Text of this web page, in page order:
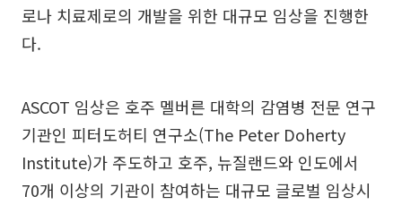
로나 치료제로의 개발을 위한 대규모 임상을 진행한
다.
ASCOT 임상은 호주 멜버른 대학의 감염병 전문 연구
기관인 피터도허티 연구소(The Peter Doherty
Institute)가 주도하고 호주, 뉴질랜드와 인도에서
70개 이상의 기관이 참여하는 대규모 글로벌 임상시